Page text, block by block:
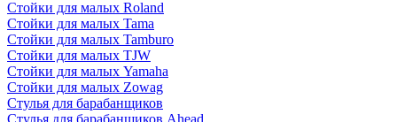
Стойки для малых Roland
Стойки для малых Tama
Стойки для малых Tamburo
Стойки для малых TJW
Стойки для малых Yamaha
Стойки для малых Zowag
Стулья для барабанщиков
Стулья для барабанщиков Ahead